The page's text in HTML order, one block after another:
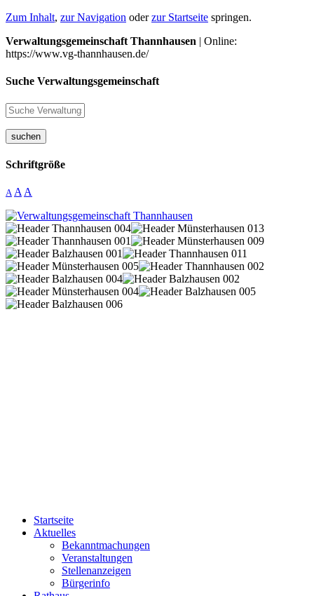
Zum Inhalt, zur Navigation oderzur Startseite springen.
Verwaltungsgemeinschaft Thannhausen | Online:
https://www.vg-thannhausen.de/
Suche Verwaltungsgemeinschaft
suchen
Schriftgröße
A A A
Startseite
Aktuelles
Bekanntmachungen
Veranstaltungen
Stellenanzeigen
Bürgerinfo